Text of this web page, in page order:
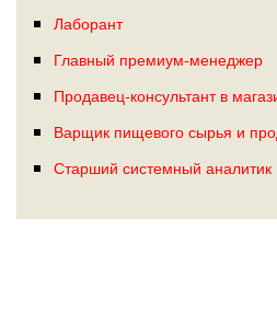
Лаборант
Главный премиум-менеджер
Продавец-консультант в
Варщик пищевого сырья и
Старший системный